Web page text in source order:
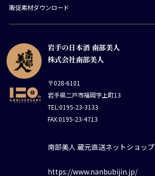
岩手の日本酒 南部美人
株式会社南部美人
〒028-6101
岩手県二戸市福岡字上町13
TEL:0195-23-3133
FAX:0195-23-4713
南部美人 蔵元直送ネットショップ
https://www.nanbubijin.jp/
販促素材ダウンロード